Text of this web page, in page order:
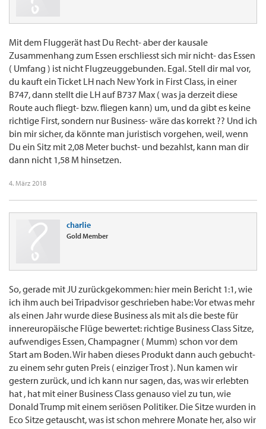
Mit dem Fluggerät hast Du Recht- aber der kausale
Zusammenhang zum Essen erschliesst sich mir nicht- das Essen
( Umfang ) ist nicht Flugzeuggebunden. Egal. Stell dir mal vor,
du kauft ein Ticket LH nach New York in First Class, in einer
B747, dann stellt die LH auf B737 Max ( was ja derzeit diese
Route auch fliegt- bzw. fliegen kann) um, und da gibt es keine
richtige First, sondern nur Business- wäre das korrekt ?? Und ich
bin mir sicher, da könnte man juristisch vorgehen, weil, wenn
Du ein Sitz mit 2,08 Meter buchst- und bezahlst, kann man dir
dann nicht 1,58 M hinsetzen.
4. März 2018
charlie
Gold Member
So, gerade mit JU zurückgekommen: hier mein Bericht 1:1, wie
ich ihm auch bei Tripadvisor geschrieben habe: Vor etwas mehr
als einen Jahr wurde diese Business als mit als die beste für
innereuropäische Flüge bewertet: richtige Business Class Sitze,
aufwendiges Essen, Champagner ( Mumm) schon vor dem
Start am Boden. Wir haben dieses Produkt dann auch gebucht-
zu einem sehr guten Preis ( einziger Trost ). Nun kamen wir
gestern zurück, und ich kann nur sagen, das, was wir erlebten
hat , hat mit einer Business Class genauso viel zu tun, wie
Donald Trump mit einem seriösen Politiker. Die Sitze wurden in
Eco Sitze getauscht, was ist schon mehrere Monate her, also wir